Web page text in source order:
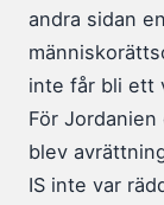
andra sidan
inte får bli ett
För
blev
IS inte var